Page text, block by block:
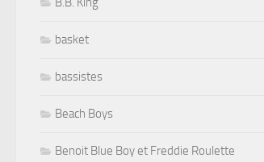
basket
bassistes
Beach Boys
Benoit Blue Boy et Freddie Roulette